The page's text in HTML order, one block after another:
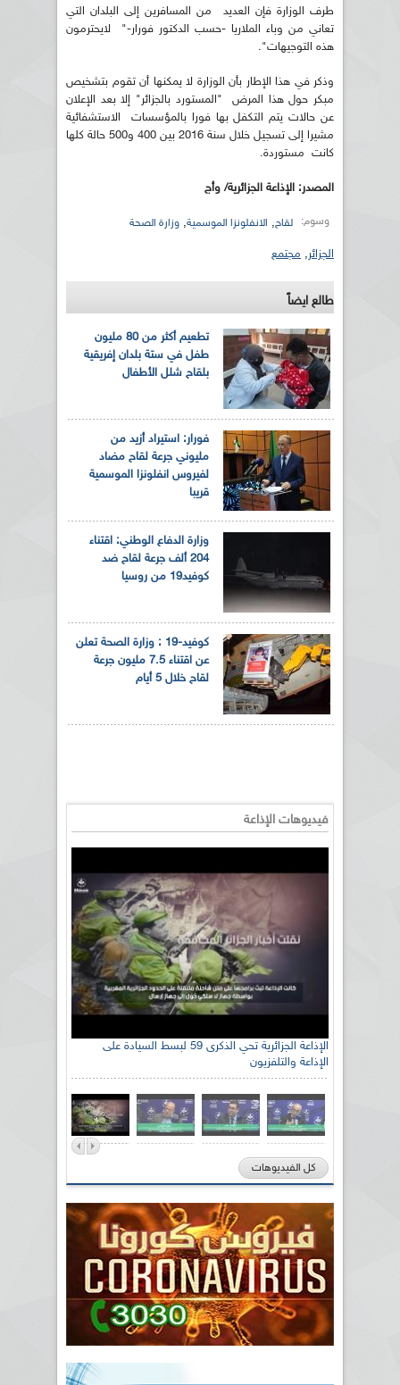
طرف الوزارة فإن العديد من المسافرين إلى البلدان التي
تعاني من وباء الملاريا -حسب الدكتور فورار-" لايحترمون
هذه التوجيهات".
وذكر في هذا الإطار بأن الوزارة لا يمكنها أن تقوم بتشخيص
مبكر حول هذا المرض "المستورد بالجزائر" إلا بعد الإعلان
عن حالات يتم التكفل بها فورا بالمؤسسات الاستشفائية
مشيرا إلى تسجيل خلال سنة 2016 بين 400 و500 حالة كلها
كانت مستوردة.
المصدر: الإذاعة الجزائرية/ وأج
وسوم: لقاح, الانفلونزا الموسمية, وزارة الصحة
الجزائر, مجتمع
طالع ايضاً
تطعيم أكثر من 80 مليون
طفل في ستة بلدان إفريقية
بلقاح شلل الأطفال
فورار: استيراد أزيد من
مليوني جرعة لقاح مضاد
لفيروس انفلونزا الموسمية
قريبا
وزارة الدفاع الوطني: اقتناء
204 ألف جرعة لقاح ضد
كوفيد19 من روسيا
كوفيد-19 : وزارة الصحة تعلن
عن اقتناء 7.5 مليون جرعة
لقاح خلال 5 أيام
فيديوهات الإذاعة
الإذاعة الجزائرية تحي الذكرى 59 لبسط السيادة على
الإذاعة والتلفزيون
كل الفيديوهات